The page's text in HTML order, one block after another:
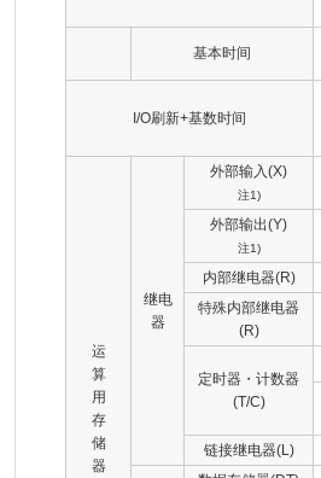
基本时间
I/O刷新+基数时间
运
算
用
存
储
器
继电
器
外部输入(X)
注1)
外部输出(Y)
注1)
内部继电器(R)
特殊内部继电器
(R)
定时器・计数器
(T/C)
链接继电器(L)